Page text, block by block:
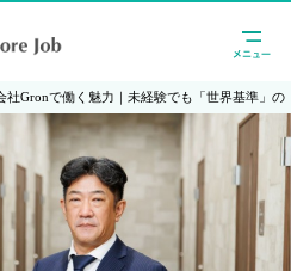
社Gronで働く魅力｜未経験でも「世界基準」